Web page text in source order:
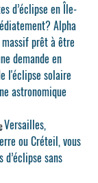
d’éclipse en Île-
? Alpha
prêt à être
demande en
l'éclipse solaire
astronomique
Versailles,
ou Créteil, vous
sans